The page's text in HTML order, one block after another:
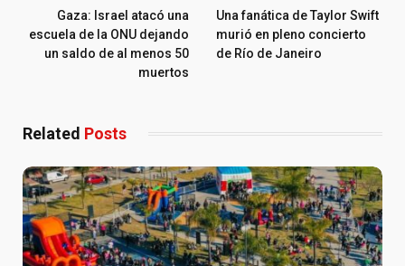
Gaza: Israel atacó una
escuela de la ONU dejando
un saldo de al menos 50
muertos
Una fanática de Taylor Swift
murió en pleno concierto
de Río de Janeiro
Related Posts